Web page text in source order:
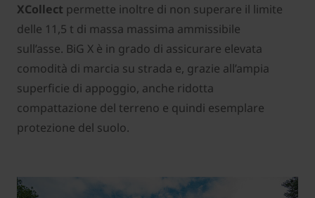
XCollect permette inoltre di non superare il limite
delle 11,5 t di massa massima ammissibile
sull’asse. BiG X è in grado di assicurare elevata
comodità di marcia su strada e, grazie all’ampia
superficie di appoggio, anche ridotta
compattazione del terreno e quindi esemplare
protezione del suolo.